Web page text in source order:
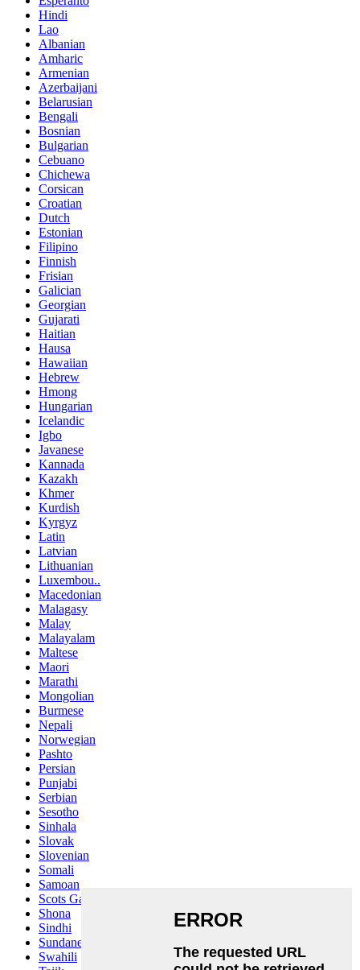
Hindi
Lao
Albanian
Amharic
Armenian
Azerbaijani
Belarusian
Bengali
Bosnian
Bulgarian
Cebuano
Chichewa
Corsican
Croatian
Dutch
Estonian
Filipino
Finnish
Frisian
Galician
Georgian
Gujarati
Haitian
Hausa
Hawaiian
Hebrew
Hmong
Hungarian
Icelandic
Igbo
Javanese
Kannada
Kazakh
Khmer
Kurdish
Kyrgyz
Latin
Latvian
Lithuanian
Luxembou..
Macedonian
Malagasy
Malay
Malayalam
Maltese
Maori
Marathi
Mongolian
Burmese
Nepali
Norwegian
Pashto
Persian
Punjabi
Serbian
Sesotho
Sinhala
Slovak
Slovenian
Somali
Samoan
Scots Gaelic
Shona
Sindhi
Sundanese
Swahili